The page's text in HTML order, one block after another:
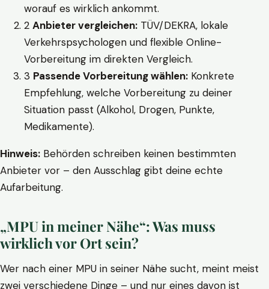
worauf es wirklich ankommt.
2 Anbieter vergleichen: TÜV/DEKRA, lokale
Verkehrspsychologen und flexible Online-
Vorbereitung im direkten Vergleich.
3 Passende Vorbereitung wählen: Konkrete
Empfehlung, welche Vorbereitung zu deiner
Situation passt (Alkohol, Drogen, Punkte,
Medikamente).
Hinweis: Behörden schreiben keinen bestimmten
Anbieter vor – den Ausschlag gibt deine echte
Aufarbeitung.
„MPU in meiner Nähe“: Was muss
wirklich vor Ort sein?
Wer nach einer MPU in seiner Nähe sucht, meint meist
zwei verschiedene Dinge – und nur eines davon ist